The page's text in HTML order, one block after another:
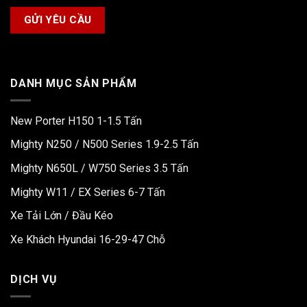
DANH MỤC SẢN PHẨM
New Porter H150 1-1.5 Tấn
Mighty N250 / N500 Series 1.9-2.5 Tấn
Mighty N650L / W750 Series 3.5 Tấn
Mighty W11 / EX Series 6-7 Tấn
Xe Tải Lớn / Đầu Kéo
Xe Khách Hyundai 16-29-47 Chỗ
DỊCH VỤ